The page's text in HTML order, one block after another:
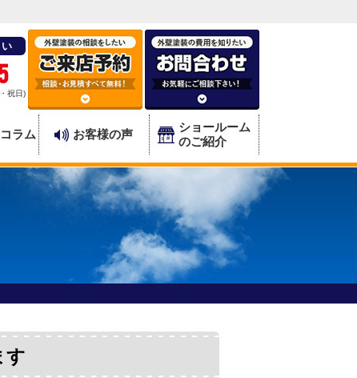
祝日)
ラム お客様の声
ショールーム
のご紹介
す